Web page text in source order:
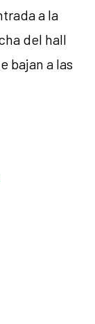
a la
del hall
bajan a las